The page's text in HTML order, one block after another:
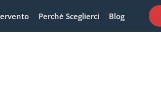
Perché Sceglierci Blog